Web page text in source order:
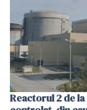
Reactorul 2 de